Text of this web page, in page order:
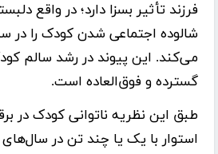
فرزند تأثیر بسزا دارد؛ در واقع
شالوده اجتماعی شدن کودک را در
می‌کند. این پیوند در رشد سالم
گسترده و فوق‌العاده است.
طبق این نظریه ناتوانی کودک در
استوار با یک یا چند تن در سال‌های